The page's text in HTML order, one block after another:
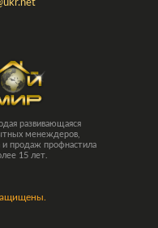
развивающаяся
менеждеров,
и продаж профнастила
15 лет.